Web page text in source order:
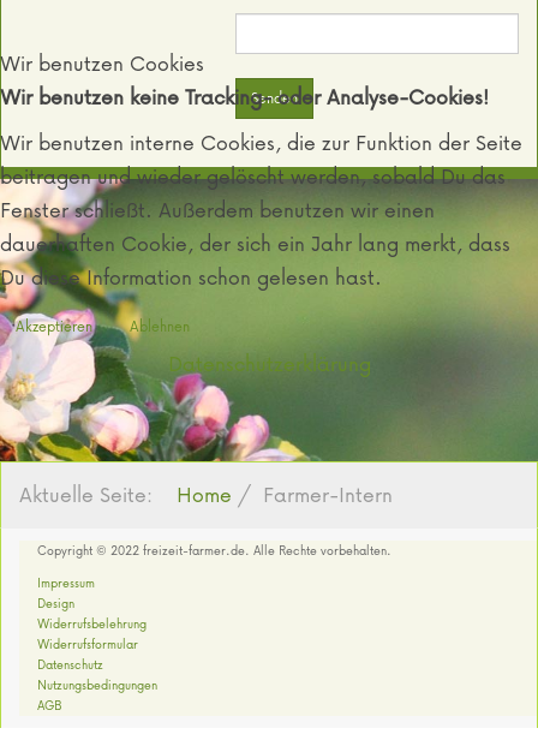
Senden
Aktuelle Seite: Home Farmer-Intern
Copyright © 2022 freizeit-farmer.de. Alle Rechte vorbehalten.
Impressum
Design
Widerrufsbelehrung
Widerrufsformular
Datenschutz
Nutzungsbedingungen
AGB
Wir benutzen Cookies
Wir benutzen keine Tracking- oder Analyse-Cookies!
Wir benutzen interne Cookies, die zur Funktion der Seite
beitragen und wieder gelöscht werden, sobald Du das
Fenster schließt. Außerdem benutzen wir einen
dauerhaften Cookie, der sich ein Jahr lang merkt, dass
Du diese Information schon gelesen hast.
Akzeptieren Ablehnen
Datenschutzerklärung